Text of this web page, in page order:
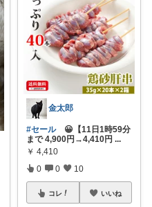
金太郎
#セール😀【11日1時59分
まで 4,900円→4,410円 ...
￥ 4,410
0 0 10
コレ いいね